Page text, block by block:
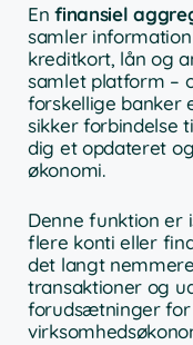
En finansiel
samler
kreditkort, lån og
samlet platform –
forskellige banker
sikker forbindelse
dig et opdateret
økonomi.
Denne funktion
flere konti eller
det langt
transaktioner og
forudsætninger